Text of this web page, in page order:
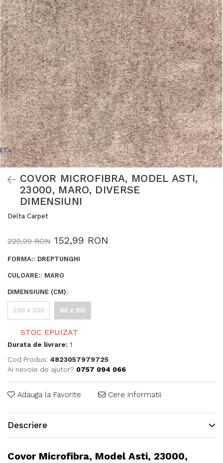
COVOR MICROFIBRA, MODEL ASTI,
23000, MARO, DIVERSE
DIMENSIUNI
Delta Carpet
229,99 RON 152,99 RON
FORMA:: DREPTUNGHI
CULOARE:: MARO
DIMENSIUNE (CM):
200 x 300 80 x 150
STOC EPUIZAT
Durata de livrare: 1
Cod Produs: 4823057979725
Ai nevoie de ajutor? 0757 094 066
Adauga la Favorite Cere informatii
Descriere
Covor Microfibra, Model Asti, 23000,